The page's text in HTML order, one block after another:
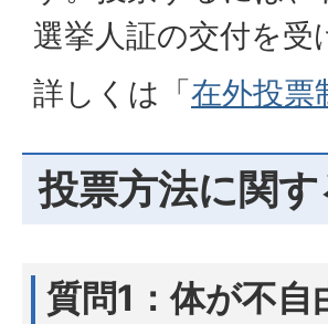
選挙人証の交付を
詳しくは「在外投票
投票方法に関す
質問1：体が不